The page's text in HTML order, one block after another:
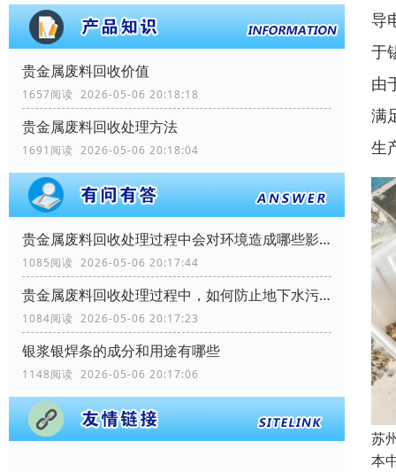
贵金属废料回收价值
1657阅读 2026-05-06 20:18:18
贵金属废料回收处理方法
1691阅读 2026-05-06 20:18:04
贵金属废料回收处理过程中会对环境造成哪些影响？
1085阅读 2026-05-06 20:17:44
贵金属废料回收处理过程中，如何防止地下水污染？
1084阅读 2026-05-06 20:17:23
银浆银焊条的成分和用途有哪些
1148阅读 2026-05-06 20:17:06
导
于
由
满
生
苏
本